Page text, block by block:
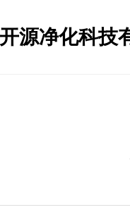
源净化科技